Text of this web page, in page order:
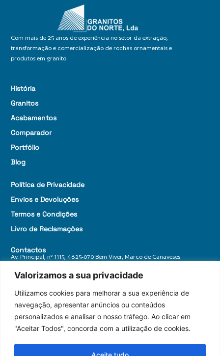
Valorizamos a sua privacidade
Utilizamos cookies para melhorar a sua experiência de
navegação, apresentar anúncios ou conteúdos
personalizados e analisar o nosso tráfego. Ao clicar em
"Aceitar Todos", concorda com a utilização de cookies.
Com mais de 25 anos de experiência no setor da extração,
transformação e comercialização de rochas ornamentais e
produtos em granito
História
Granitos
Acabamentos
Comparador
Portfólio
Blog
Política de Privacidade
Envios e Devoluções
Termos e Condições
Livro de Reclamações
Contactos
Av. Principal, nº 1115, 4625-070 Bem Viver, Marco de Canaveses
+ 351 255 588 770